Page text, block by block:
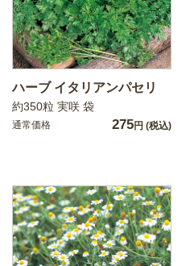
ハーブ イタリアンパセリ
約350粒 実咲 袋
通常価格 275円 (税込)